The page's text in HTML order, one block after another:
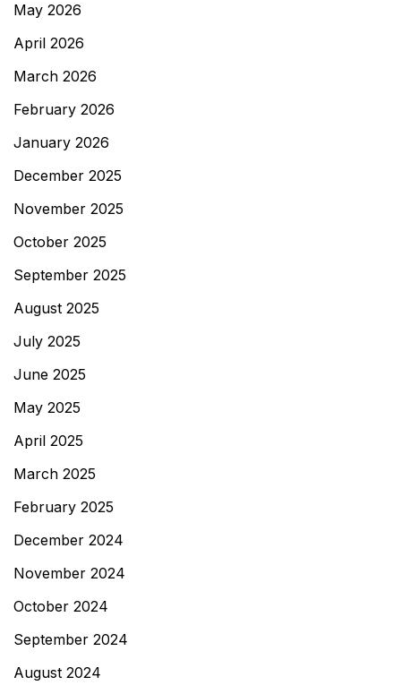
May 2026
April 2026
March 2026
February 2026
January 2026
December 2025
November 2025
October 2025
September 2025
August 2025
July 2025
June 2025
May 2025
April 2025
March 2025
February 2025
December 2024
November 2024
October 2024
September 2024
August 2024